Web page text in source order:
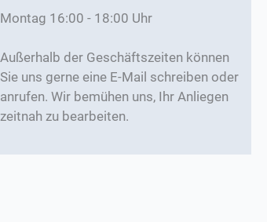
Montag 16:00 - 18:00 Uhr
Außerhalb der Geschäftszeiten können
Sie uns gerne eine E-Mail schreiben oder
anrufen. Wir bemühen uns, Ihr Anliegen
zeitnah zu bearbeiten.